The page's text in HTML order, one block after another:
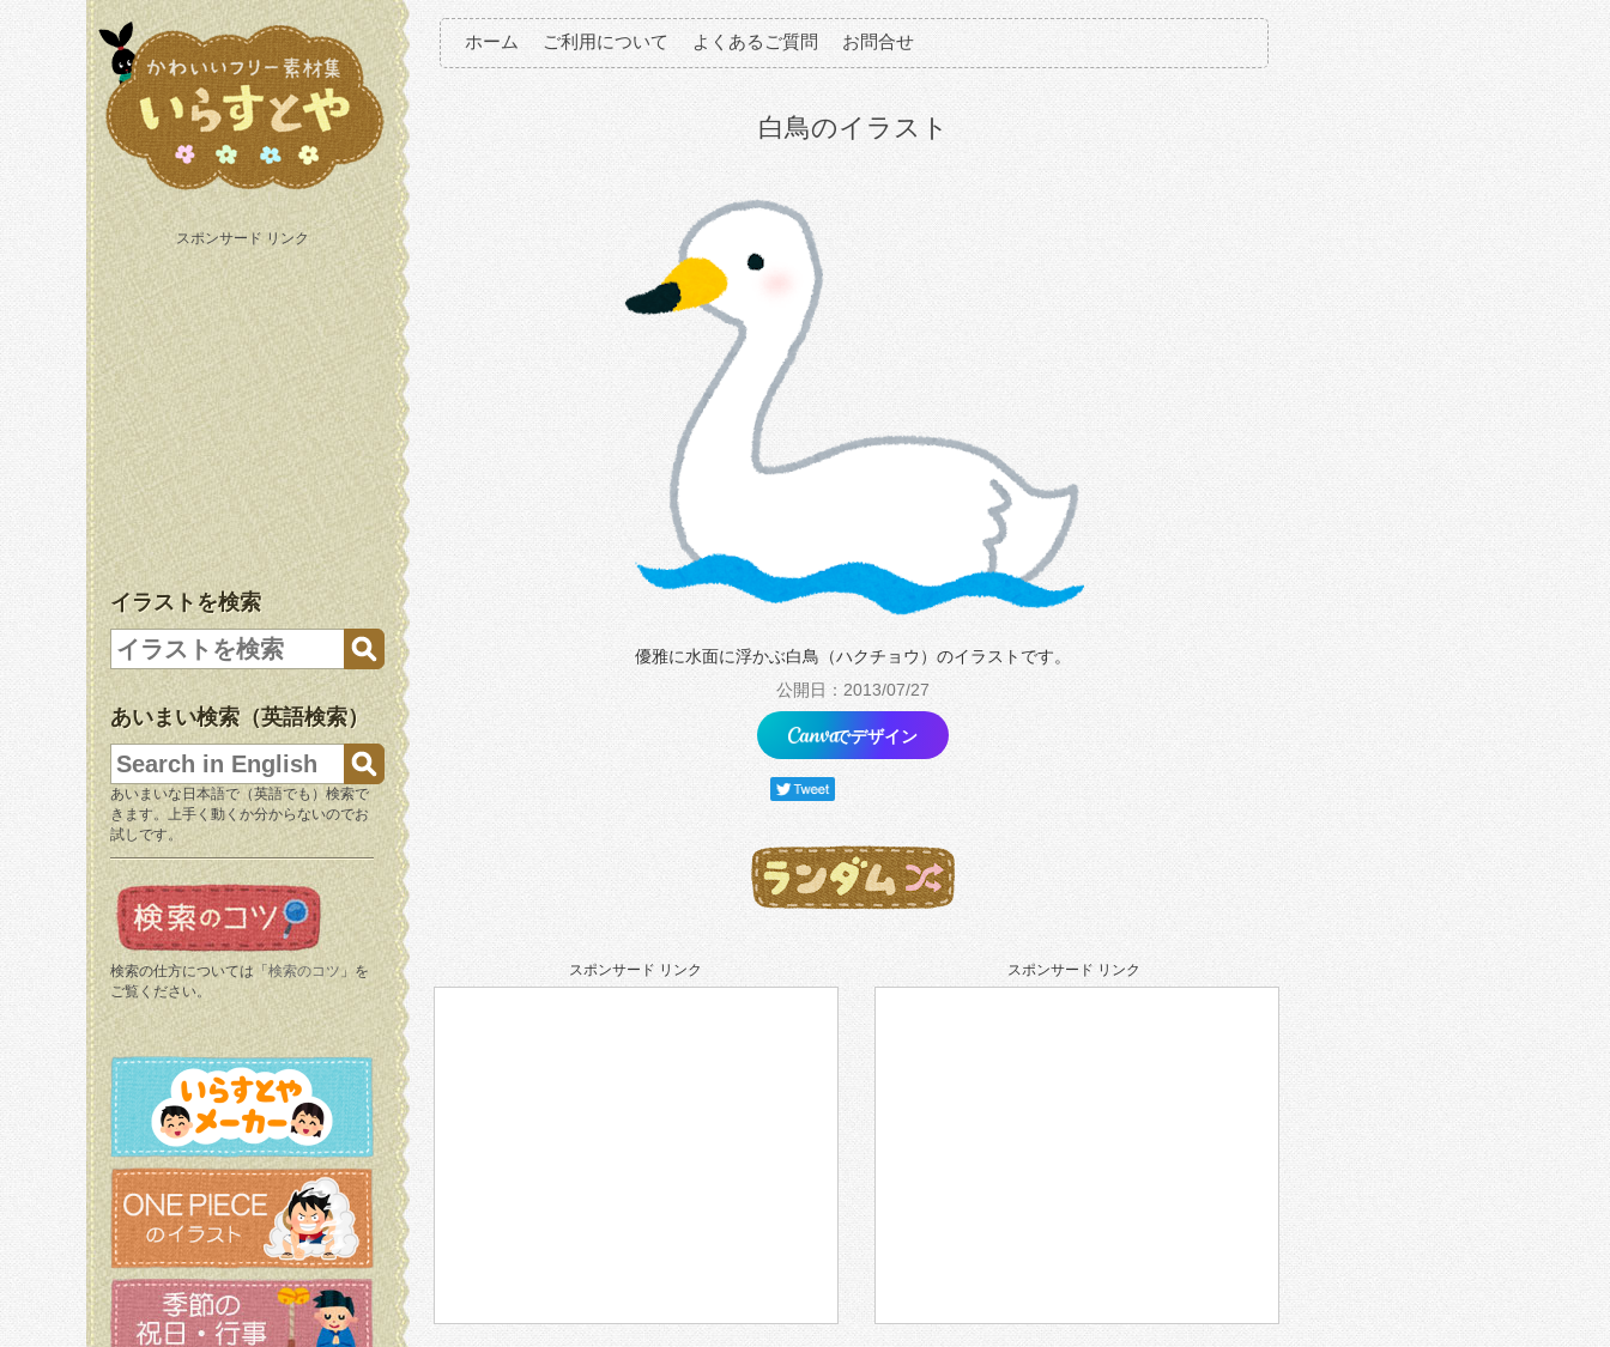
スポンサード リンク
イラストを検索
あいまい検索（英語検索）
あいまいな日本語で（英語でも）検索で
きます。上手く動くか分からないのでお
試しです。
検索の仕方については「 検索のコツ 」を
ご覧ください。
ホーム ご利用について よくあるご質問 お問合せ
白鳥のイラスト
優雅に水面に浮かぶ白鳥（ハクチョウ）のイラストです。
公開日：2013/07/27
でデザイン
スポンサード リンク スポンサード リンク